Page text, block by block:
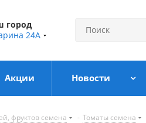
город
24А
Акции Новости
фруктов семена - Томаты семена